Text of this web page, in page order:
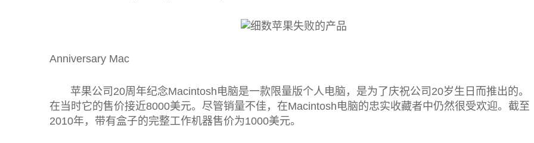
Anniversary Mac
苹果公司20周年纪念Macintosh电脑是一款限量版个人电脑，是为了庆祝公司20岁生日而推出的。
在当时它的售价接近8000美元。尽管销量不佳，在Macintosh电脑的忠实收藏者中仍然很受欢迎。截至
2010年，带有盒子的完整工作机器售价为1000美元。